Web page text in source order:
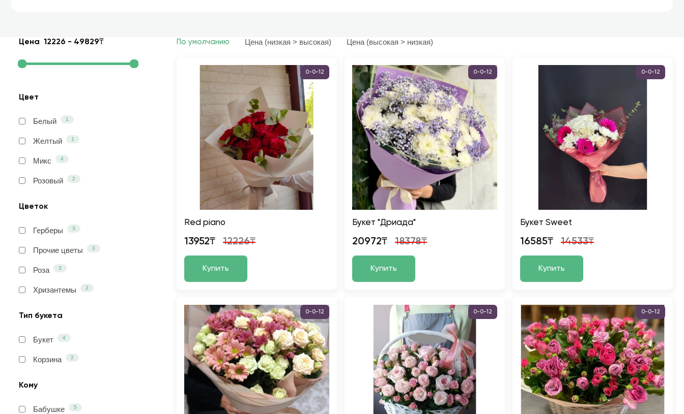
Цена 12226 - 49829₸
Цвет
Белый 1
Желтый 1
Микс 4
Розовый 2
Цветок
Герберы 3
Прочие цветы 3
Роза 3
Хризантемы 2
Тип букета
Букет 4
Корзина 2
Кому
Бабушке 5
По умолчанию Цена (низкая > высокая) Цена (высокая > низкая)
0-0-12
Red piano
13952₸ 12226₸
Купить
0-0-12
Букет "Дриада"
20972₸ 18378₸
Купить
0-0-12
Букет Sweet
16585₸ 14533₸
Купить
0-0-12 0-0-12 0-0-12